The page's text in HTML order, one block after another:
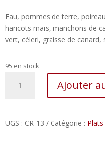
Eau, pommes de terre,
haricots maïs, manchons de
vert, céleri, graisse de canard,
95 en stock
–
Ajouter
UGS : CR-13 Catégorie : Plats